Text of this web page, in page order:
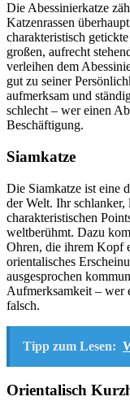
Die Abessinierkatze
Katzenrassen
charakteristisch
großen, aufrecht
verleihen dem
gut zu seiner
aufmerksam und
schlecht – wer einen
Beschäftigung.
Siamkatze
Die Siamkatze ist eine
der Welt. Ihr schlanker,
charakteristischen
weltberühmt. Dazu
Ohren, die ihrem Kopf
orientalisches
ausgesprochen
Aufmerksamkeit – wer
falsch.
Tipp zum Lesen:
Orientalisch